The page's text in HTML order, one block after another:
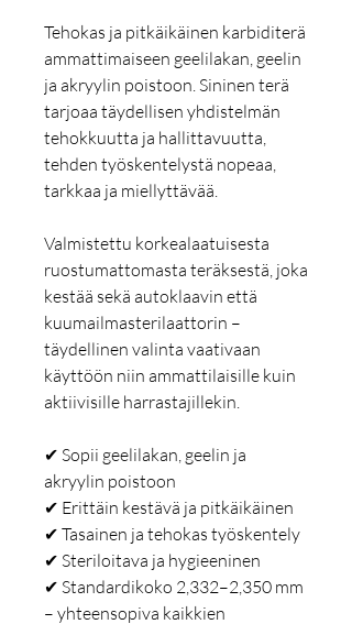
Tehokas ja pitkäikäinen karbiditerä
ammattimaiseen geelilakan, geelin
ja akryylin poistoon. Sininen terä
tarjoaa täydellisen yhdistelmän
tehokkuutta ja hallittavuutta,
tehden työskentelystä nopeaa,
tarkkaa ja miellyttävää.
Valmistettu korkealaatuisesta
ruostumattomasta teräksestä, joka
kestää sekä autoklaavin että
kuumailmasterilaattorin –
täydellinen valinta vaativaan
käyttöön niin ammattilaisille kuin
aktiivisille harrastajillekin.
✔ Sopii geelilakan, geelin ja
akryylin poistoon
✔ Erittäin kestävä ja pitkäikäinen
✔ Tasainen ja tehokas työskentely
✔ Steriloitava ja hygieeninen
✔ Standardikoko 2,332–2,350 mm
– yhteensopiva kaikkien